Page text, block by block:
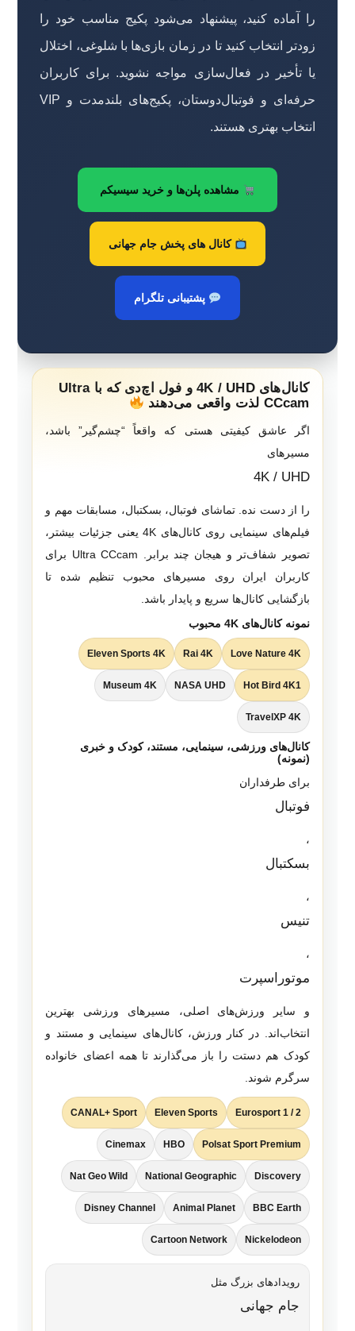
را آماده کنید، پیشنهاد می‌شود پکیج مناسب خود را
زودتر انتخاب کنید تا در زمان بازی‌ها با شلوغی، اختلال
یا تأخیر در فعال‌سازی مواجه نشوید. برای کاربران
حرفه‌ای و فوتبال‌دوستان، پکیج‌های بلندمدت و VIP
انتخاب بهتری هستند.
مشاهده پلن‌ها و خرید سیسیکم
کانال های پخش جام جهانی
پشتیبانی تلگرام
کانال‌های 4K / UHD و فول اچ‌دی که با Ultra
CCcam لذت واقعی می‌دهند
اگر عاشق کیفیتی هستی که واقعاً “چشم‌گیر” باشد،
مسیرهای
4K / UHD
را از دست نده. تماشای فوتبال، بسکتبال، مسابقات مهم و
فیلم‌های سینمایی روی کانال‌های 4K یعنی جزئیات بیشتر،
تصویر شفاف‌تر و هیجان چند برابر. Ultra CCcam برای
کاربران ایران روی مسیرهای محبوب تنظیم شده تا
بازگشایی کانال‌ها سریع و پایدار باشد.
نمونه کانال‌های 4K محبوب
Love Nature 4K
Rai 4K
Eleven Sports 4K
Hot Bird 4K1
NASA UHD
Museum 4K
TravelXP 4K
کانال‌های ورزشی، سینمایی، مستند، کودک و خبری
(نمونه)
برای طرفداران
فوتبال
،
بسکتبال
،
تنیس
،
موتوراسپرت
و سایر ورزش‌های اصلی، مسیرهای ورزشی بهترین
انتخاب‌اند. در کنار ورزش، کانال‌های سینمایی و مستند و
کودک هم دستت را باز می‌گذارند تا همه اعضای خانواده
سرگرم شوند.
Eurosport 1 / 2
Eleven Sports
CANAL+ Sport
Polsat Sport Premium
HBO
Cinemax
Discovery
National Geographic
Nat Geo Wild
BBC Earth
Animal Planet
Disney Channel
Nickelodeon
Cartoon Network
رویدادهای بزرگ مثل
جام جهانی